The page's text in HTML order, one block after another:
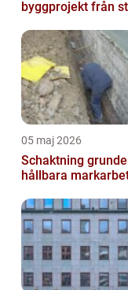
byggprojekt från
05 maj 2026
Schaktning grunden för
hållbara